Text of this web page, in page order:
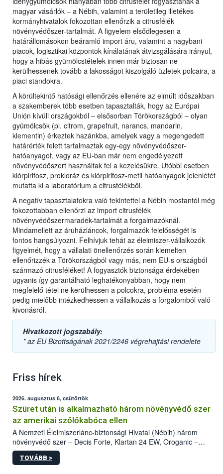
magyar vásárlók – a Nébih, valamint a területileg illetékes
kormányhivatalok fokozottan ellenőrzik a citrusfélék
növényvédőszer-tartalmát. A figyelem elsődlegesen a
határállomásokon beáramló import áru, valamint a nagybani
piacok, logisztikai központok kínálatának átvizsgálására irányul,
hogy a hibás gyümölcstételek innen már biztosan ne
kerülhessenek tovább a lakosságot kiszolgáló üzletek polcaira, a
piaci standokra.
A körültekintő hatósági ellenőrzés ellenére az elmúlt időszakban
a szakemberek több esetben tapasztalták, hogy az Európai
Unión kívüli országokból – elsősorban Törökországból – olyan
gyümölcsök (pl. citrom, grapefruit, narancs, mandarin,
klementin) érkeztek hazánkba, amelyek vagy a megengedett
határérték felett tartalmaztak egy-egy növényvédőszer-
hatóanyagot, vagy az EU-ban már nem engedélyezett
növényvédőszert használtak fel a kezelésükre. Utóbbi esetben
klórpirifosz, prokloráz és klórpirifosz-metil hatóanyagok jelenlétét
mutatta ki a laboratórium a citrusfélékből.
A negatív tapasztalatokra való tekintettel a Nébih mostantól még
fokozottabban ellenőrzi az import citrusfélék
növényvédőszermaradék-tartalmát a forgalmazóknál.
Mindamellett az áruházláncok, forgalmazók felelősségét is
fontos hangsúlyozni. Felhívjuk tehát az élelmiszer-vállalkozók
figyelmét, hogy a vállalati önellenőrzés során kiemelten
ellenőrizzék a Törökországból vagy más, nem EU-s országból
származó citrusféléket! A fogyasztók biztonsága érdekében
ugyanis így garantálható leghatékonyabban, hogy nem
megfelelő tétel ne kerülhessen a polcokra, probléma esetén
pedig mielőbb intézkedhessen a vállalkozás a forgalomból való
kivonásról.
Hivatkozott jogszabály:
* az EU Bizottságának 2021/2246 végrehajtási rendelete
Friss hírek
2026. augusztus 6, csütörtök
Szüret után is alkalmazható három növényvédő szer
az amerikai szőlőkabóca ellen
A Nemzeti Élelmiszerlánc-biztonsági Hivatal (Nébih) három
növényvédő szer – Decis Forte, Klartan 24 EW, Oroganic –
engedélyokiratát módosította, így azok a szüretet követően,
egészen a vesszőérettség (BBCH 91) stádiumáig
TOVÁBB >